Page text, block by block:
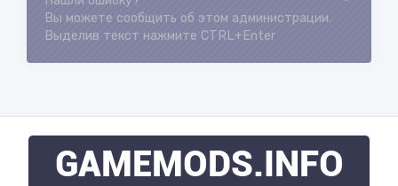
Вы можете сообщить об этом администрации.
Выделив текст нажмите CTRL+Enter
GAMEMODS.INFO